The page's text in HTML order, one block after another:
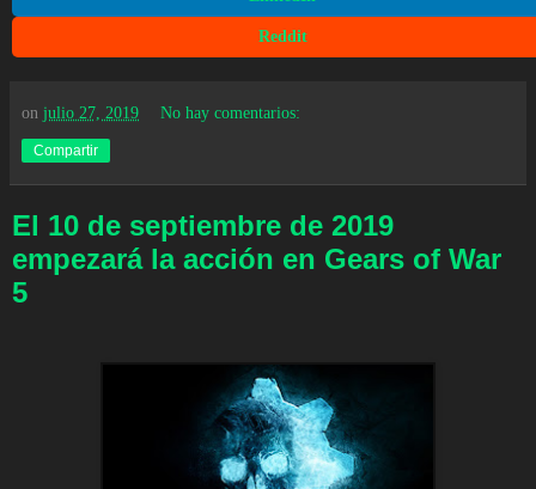
Reddit
on julio 27, 2019 No hay comentarios:
Compartir
El 10 de septiembre de 2019
empezará la acción en Gears of War
5